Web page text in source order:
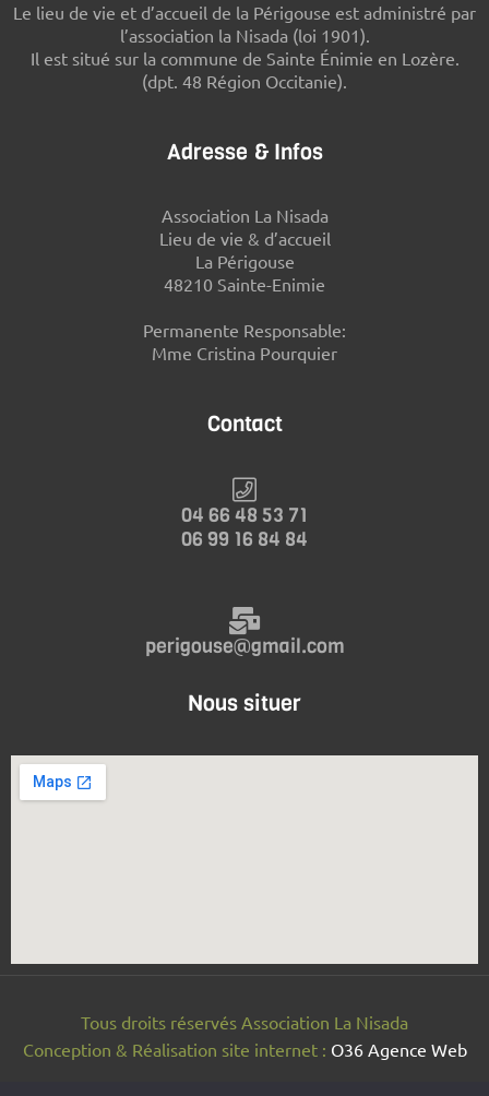
Le lieu de vie et d’accueil de la Périgouse est administré par
l’association la Nisada (loi 1901).
Il est situé sur la commune de Sainte Énimie en Lozère.
(dpt. 48 Région Occitanie).
Adresse & Infos
Association La Nisada
Lieu de vie & d’accueil
La Périgouse
48210 Sainte-Enimie
Permanente Responsable:
Mme Cristina Pourquier
Contact
04 66 48 53 71
06 99 16 84 84
perigouse@gmail.com
Nous situer
Tous droits réservés Association La Nisada
Conception & Réalisation site internet: O36 Agence Web